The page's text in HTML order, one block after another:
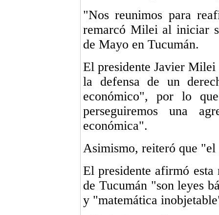
"Nos reunimos para
remarcó Milei al iniciar
de Mayo en Tucumán.
El presidente Javier Milei
la defensa de un
económico", por lo
perseguiremos una
económica".
Asimismo, reiteró que
El presidente afirmó esta
de Tucumán "son leyes
y "matemática